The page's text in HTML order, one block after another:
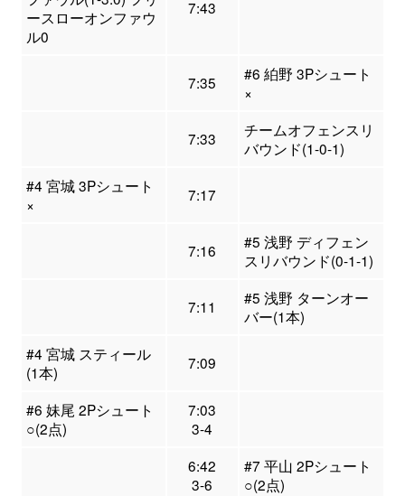
ースローオンファウ
ル0
7:43
7:35
#6 絈野 3Pシュート
×
7:33
チームオフェンスリ
バウンド(1-0-1)
#4 宮城 3Pシュート
×
7:17
7:16
#5 浅野 ディフェン
スリバウンド(0-1-1)
7:11
#5 浅野 ターンオー
バー(1本)
#4 宮城 スティール
(1本)
7:09
#6 妹尾 2Pシュート
○(2点)
7:03
3-4
6:42
3-6
#7 平山 2Pシュート
○(2点)